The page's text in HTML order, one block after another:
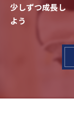
少しずつ成長し
よう